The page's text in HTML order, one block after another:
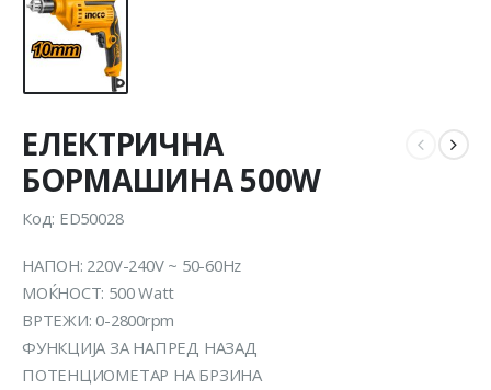
ЕЛЕКТРИЧНА
БОРМАШИНА 500W
Код: ED50028
НАПОН: 220V-240V ~ 50-60Hz
MOЌНОСТ: 500 Watt
ВРТЕЖИ: 0-2800rpm
ФУНКЦИЈА ЗА НАПРЕД НАЗАД
ПОТЕНЦИОМЕТАР НА БРЗИНА